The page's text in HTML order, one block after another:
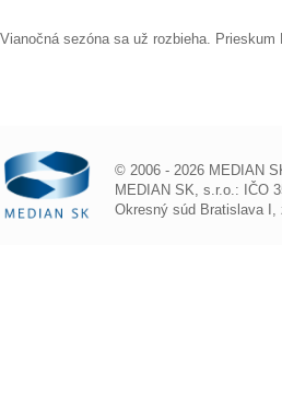
Vianočná sezóna sa už rozbieha.
© 2006 - 2026 MEDIAN
MEDIAN SK, s.r.o.: IČO
Okresný súd Bratislava I,